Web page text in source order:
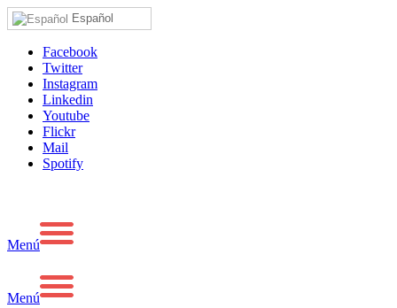
Español
Facebook
Twitter
Instagram
Linkedin
Youtube
Flickr
Mail
Spotify
Menú
Menú